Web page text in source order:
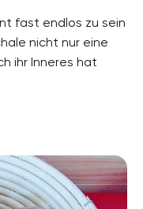
fast endlos zu sein
nicht nur eine
ihr Inneres hat